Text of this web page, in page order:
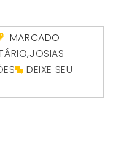
MARCADO
,JOSIAS
DEIXE SEU